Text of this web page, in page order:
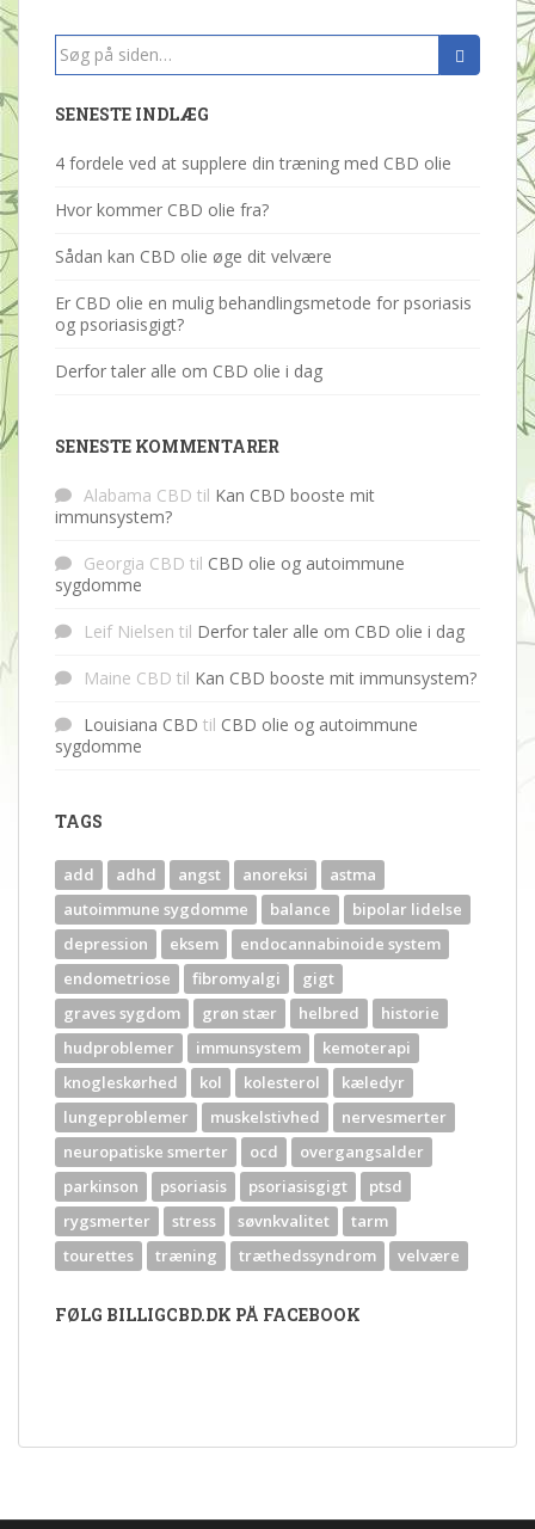
Search
for:
SENESTE INDLÆG
4 fordele ved at supplere din træning med CBD olie
Hvor kommer CBD olie fra?
Sådan kan CBD olie øge dit velvære
Er CBD olie en mulig behandlingsmetode for psoriasis
og psoriasisgigt?
Derfor taler alle om CBD olie i dag
SENESTE KOMMENTARER
Alabama CBD til Kan CBD booste mit
immunsystem?
Georgia CBD til CBD olie og autoimmune
sygdomme
Leif Nielsen til Derfor taler alle om CBD olie i dag
Maine CBD til Kan CBD booste mit immunsystem?
Louisiana CBD til CBD olie og autoimmune
sygdomme
TAGS
add adhd angst anoreksi
astma
autoimmune sygdomme
balance
bipolar lidelse
depression
eksem
endocannabinoide system
endometriose
fibromyalgi
gigt
graves sygdom
grøn stær helbred
historie
hudproblemer
immunsystem
kemoterapi
knogleskørhed
kol kolesterol
kæledyr
lungeproblemer
muskelstivhed
nervesmerter
neuropatiske smerter
ocd
overgangsalder
parkinson
psoriasis psoriasisgigt
ptsd
rygsmerter
stress søvnkvalitet
tarm
tourettes
træning træthedssyndrom velvære
FØLG BILLIGCBD.DK PÅ FACEBOOK